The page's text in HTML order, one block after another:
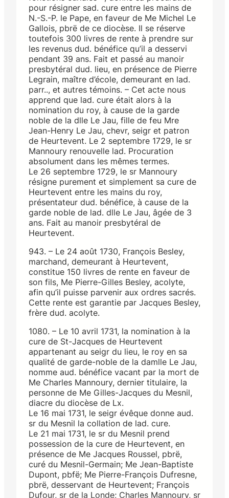
pour résigner sad. cure entre les mains de
N.-S.-P. le Pape, en faveur de Me Michel Le
Gallois, pbrë de ce diocèse. Il se réserve
toutefois 300 livres de rente à prendre sur
les revenus dud. bénéfice qu’il a desservi
pendant 39 ans. Fait et passé au manoir
presbytéral dud. lieu, en présence de Pierre
Legrain, maître d’école, demeurant en lad.
parr.., et autres témoins. – Cet acte nous
apprend que lad. cure était alors à la
nomination du roy, à cause de la garde
noble de la dlle Le Jau, fille de feu Mre
Jean-Henry Le Jau, chevr, seigr et patron
de Heurtevent. Le 2 septembre 1729, le sr
Mannoury renouvelle lad. Procuration
absolument dans les mêmes termes.
Le 26 septembre 1729, le sr Mannoury
résigne purement et simplement sa cure de
Heurtevent entre les mains du roy,
présentateur dud. bénéfice, à cause de la
garde noble de lad. dlle Le Jau, âgée de 3
ans. Fait au manoir presbytéral de
Heurtevent.
943. – Le 24 août 1730, François Besley,
marchand, demeurant à Heurtevent,
constitue 150 livres de rente en faveur de
son fils, Me Pierre-Gilles Besley, acolyte,
afin qu’il puisse parvenir aux ordres sacrés.
Cette rente est garantie par Jacques Besley,
frère dud. acolyte.
1080. – Le 10 avril 1731, la nomination à la
cure de St-Jacques de Heurtevent
appartenant au seigr du lieu, le roy en sa
qualité de garde-noble de la damlle Le Jau,
nomme aud. bénéfice vacant par la mort de
Me Charles Mannoury, dernier titulaire, la
personne de Me Gilles-Jacques du Mesnil,
diacre du diocèse de Lx.
Le 16 mai 1731, le seigr évêque donne aud.
sr du Mesnil la collation de lad. cure.
Le 21 mai 1731, le sr du Mesnil prend
possession de la cure de Heurtevent, en
présence de Me Jacques Roussel, pbrë,
curé du Mesnil-Germain; Me Jean-Baptiste
Dupont, pbfë; Me Pierre-François Dufresne,
pbrë, desservant de Heurtevent; François
Dufour, sr de la Londe; Charles Mannoury, sr